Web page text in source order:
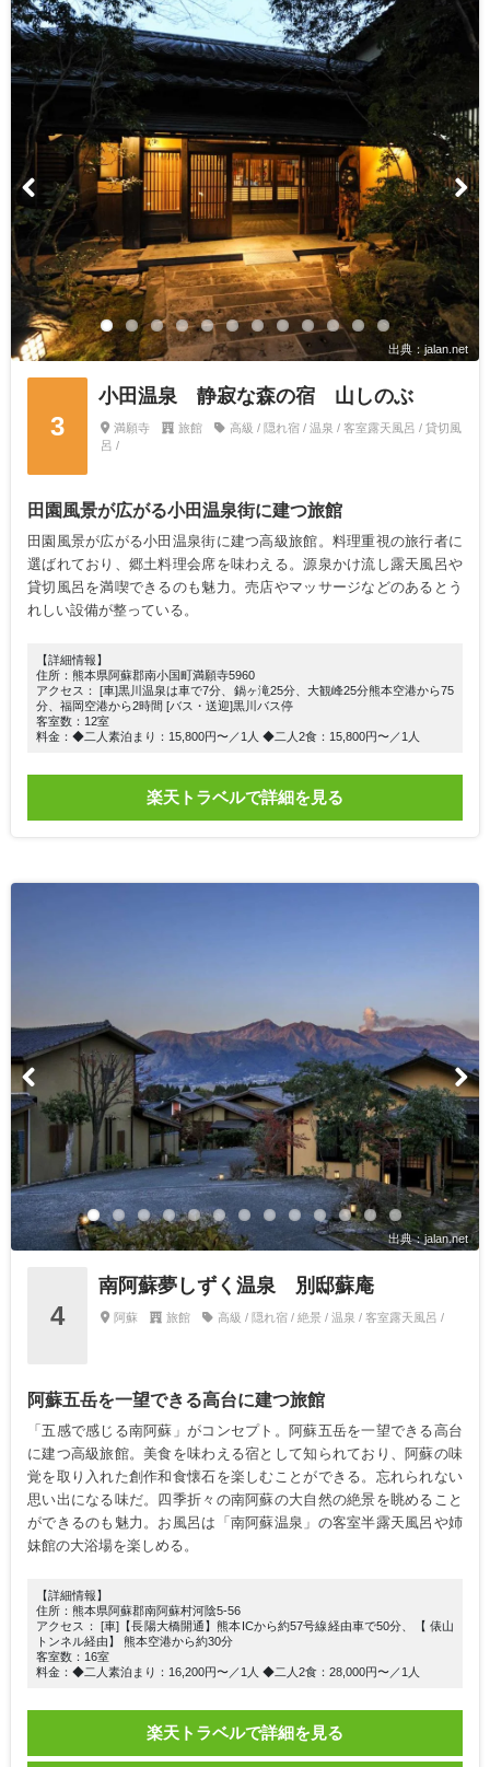
出典：jalan.net
3
小田温泉 静寂な森の宿 山しのぶ
満願寺 旅館
高級 / 隠れ宿 / 温泉 / 客室露天風呂 / 貸切風
呂 /
田園風景が広がる小田温泉街に建つ旅館
田園風景が広がる小田温泉街に建つ高級旅館。料理重視の旅行者に
選ばれており、郷土料理会席を味わえる。源泉かけ流し露天風呂や
貸切風呂を満喫できるのも魅力。売店やマッサージなどのあるとう
れしい設備が整っている。
【詳細情報】
住所：熊本県阿蘇郡南小国町満願寺5960
アクセス： [車]黒川温泉は車で7分、鍋ヶ滝25分、大観峰25分熊本空港から75
分、福岡空港から2時間 [バス・送迎]黒川バス停
客室数：12室
料金：◆二人素泊まり：15,800円〜／1人 ◆二人2食：15,800円〜／1人
楽天トラベルで詳細を見る
出典：jalan.net
4
南阿蘇夢しずく温泉 別邸蘇庵
阿蘇 旅館 高級 / 隠れ宿 / 絶景 / 温泉 / 客室露天風呂 /
阿蘇五岳を一望できる高台に建つ旅館
「五感で感じる南阿蘇」がコンセプト。阿蘇五岳を一望できる高台
に建つ高級旅館。美食を味わえる宿として知られており、阿蘇の味
覚を取り入れた創作和食懐石を楽しむことができる。忘れられない
思い出になる味だ。四季折々の南阿蘇の大自然の絶景を眺めること
ができるのも魅力。お風呂は「南阿蘇温泉」の客室半露天風呂や姉
妹館の大浴場を楽しめる。
【詳細情報】
住所：熊本県阿蘇郡南阿蘇村河陰5-56
アクセス： [車]【長陽大橋開通】熊本ICから約57号線経由車で50分、【 俵山
トンネル経由】 熊本空港から約30分
客室数：16室
料金：◆二人素泊まり：16,200円〜／1人 ◆二人2食：28,000円〜／1人
楽天トラベルで詳細を見る